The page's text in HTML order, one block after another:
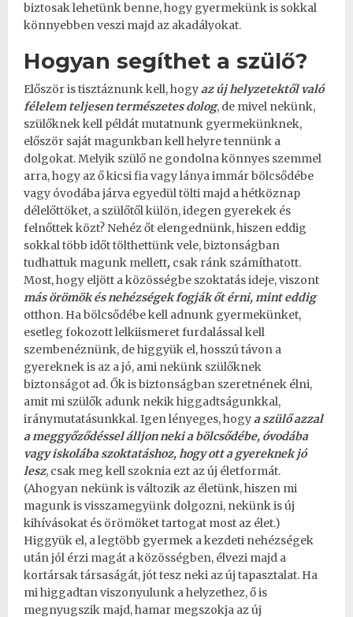
biztosak lehetünk benne, hogy gyermekünk is sokkal
könnyebben veszi majd az akadályokat.
Hogyan segíthet a szülő?
Először is tisztáznunk kell, hogyaz új helyzetektől való
félelem teljesen természetes dolog, de mivel nekünk,
szülőknek kell példát mutatnunk gyermekünknek,
először saját magunkban kell helyre tennünk a
dolgokat. Melyik szülő ne gondolna könnyes szemmel
arra, hogy az ő kicsi fia vagy lánya immár bölcsődébe
vagy óvodába járva egyedül tölti majd a hétköznap
délelőttöket, a szülőtől külön, idegen gyerekek és
felnőttek közt? Nehéz őt elengednünk, hiszen eddig
sokkal több időt tölthettünk vele, biztonságban
tudhattuk magunk mellett, csak ránk számíthatott.
Most, hogy eljött a közösségbe szoktatás ideje, viszont
más örömök és nehézségek fogják őt érni, mint eddig
otthon. Ha bölcsődébe kell adnunk gyermekünket,
esetleg fokozott lelkiismeret furdalással kell
szembenéznünk, de higgyük el, hosszú távon a
gyereknek is az a jó, ami nekünk szülőknek
biztonságot ad. Ők is biztonságban szeretnének élni,
amit mi szülők adunk nekik higgadtságunkkal,
iránymutatásunkkal. Igen lényeges, hogya szülő azzal
a meggyőződéssel álljon neki a bölcsődébe, óvodába
vagy iskolába szoktatáshoz, hogy ott a gyereknek jó
lesz, csak meg kell szoknia ezt az új életformát.
(Ahogyan nekünk is változik az életünk, hiszen mi
magunk is visszamegyünk dolgozni, nekünk is új
kihívásokat és örömöket tartogat most az élet.)
Higgyük el, a legtöbb gyermek a kezdeti nehézségek
után jól érzi magát a közösségben, élvezi majd a
kortársak társaságát, jót tesz neki az új tapasztalat. Ha
mi higgadtan viszonyulunk a helyzethez, ő is
megnyugszik majd, hamar megszokja az új